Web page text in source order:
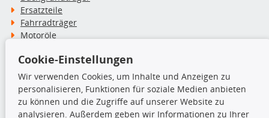
Ersatzteile
Fahrradträger
Motoröle
Schneeketten
TecDoc Inside
Cookie-Einstellungen
Wir verwenden Cookies, um Inhalte und Anzeigen zu
personalisieren, Funktionen für soziale Medien anbieten
zu können und die Zugriffe auf unserer Website zu
analysieren. Außerdem geben wir Informationen zu Ihrer